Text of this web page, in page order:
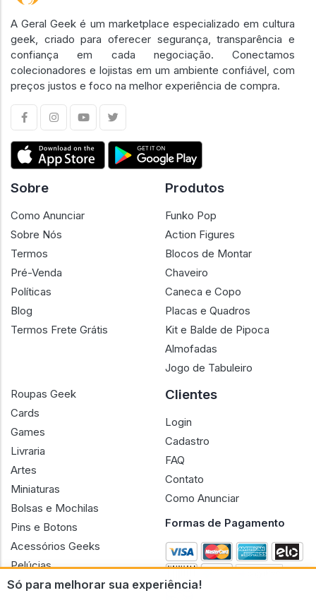
Só para melhorar sua experiência!
A Geral Geek é um marketplace especializado em cultura
geek, criado para oferecer segurança, transparência e
confiança em cada negociação. Conectamos
colecionadores e lojistas em um ambiente confiável, com
preços justos e foco na melhor experiência de compra.
Sobre
Como Anunciar
Sobre Nós
Termos
Pré-Venda
Políticas
Blog
Termos Frete Grátis
Produtos
Funko Pop
Action Figures
Blocos de Montar
Chaveiro
Caneca e Copo
Placas e Quadros
Kit e Balde de Pipoca
Almofadas
Jogo de Tabuleiro
Roupas Geek
Cards
Games
Livraria
Artes
Miniaturas
Bolsas e Mochilas
Pins e Botons
Acessórios Geeks
Pelúcias
Bonecas
Clientes
Login
Cadastro
FAQ
Contato
Como Anunciar
Formas de Pagamento